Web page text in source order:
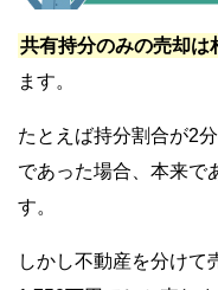
共有持分のみの売却は
ます。
たとえば持分割合が2
であった場合、本来で
す。
しかし不動産を分けて